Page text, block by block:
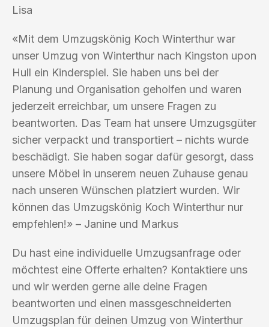
Lisa
«Mit dem Umzugskönig Koch Winterthur war
unser Umzug von Winterthur nach Kingston upon
Hull ein Kinderspiel. Sie haben uns bei der
Planung und Organisation geholfen und waren
jederzeit erreichbar, um unsere Fragen zu
beantworten. Das Team hat unsere Umzugsgüter
sicher verpackt und transportiert – nichts wurde
beschädigt. Sie haben sogar dafür gesorgt, dass
unsere Möbel in unserem neuen Zuhause genau
nach unseren Wünschen platziert wurden. Wir
können das Umzugskönig Koch Winterthur nur
empfehlen!» – Janine und Markus
Du hast eine individuelle Umzugsanfrage oder
möchtest eine Offerte erhalten? Kontaktiere uns
und wir werden gerne alle deine Fragen
beantworten und einen massgeschneiderten
Umzugsplan für deinen Umzug von Winterthur